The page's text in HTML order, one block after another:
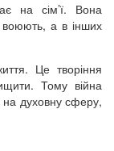
на сім’ї. Вона
воюють, а в інших
Це творіння
Тому війна
духовну сферу,